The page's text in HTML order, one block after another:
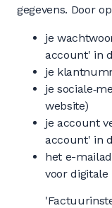
gegevens. Door
je
account' in
je
je
website)
je account
account' in
het e-
voor